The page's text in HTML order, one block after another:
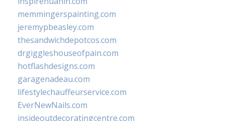
memmingerspainting.com
jeremypbeasley.com
thesandwichdepotcos.com
drgiggleshouseofpain.com
hotflashdesigns.com
garagenadeau.com
lifestylechauffeurservice.com
EverNewNails.com
insideoutdecoratingcentre.com